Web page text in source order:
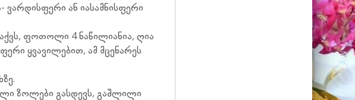
ვარდისფერი ან იასამნისფერი
აქვს, ფოთოლი 4 ნაწილიანია, ღია
ყვავილებით, ამ მცენარეს
ზოლები გასდევს, გაშლილი